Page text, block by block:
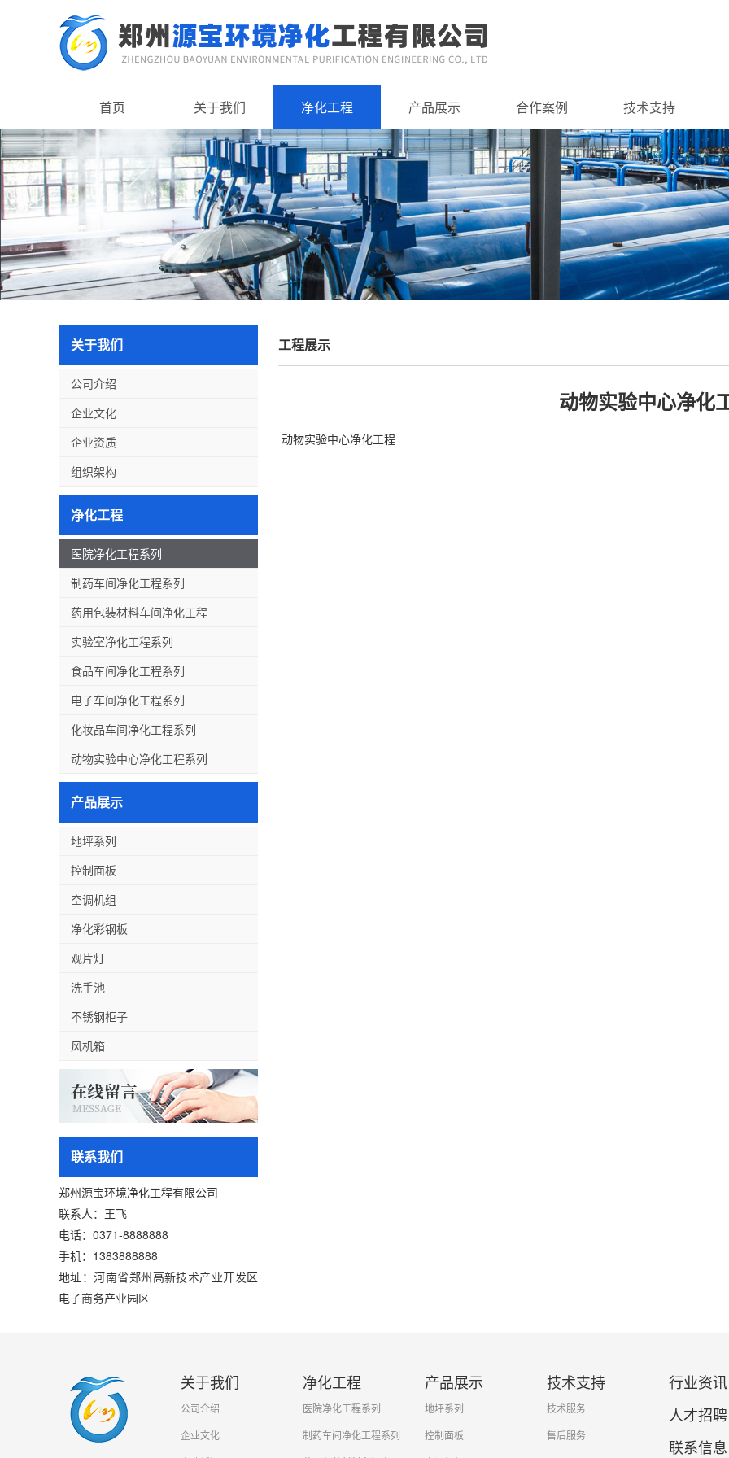
首页 关于我们 净化工程 产品展示 合作案例 技术支持
关于我们
公司介绍
企业文化
企业资质
组织架构
净化工程
医院净化工程系列
制药车间净化工程系列
药用包装材料车间净化工程
实验室净化工程系列
食品车间净化工程系列
电子车间净化工程系列
化妆品车间净化工程系列
动物实验中心净化工程系列
产品展示
地坪系列
控制面板
空调机组
净化彩钢板
观片灯
洗手池
不锈钢柜子
风机箱
联系我们
郑州源宝环境净化工程有限公司
联系人：王飞
电话：0371-8888888
手机：1383888888
地址：河南省郑州高新技术产业开发区
电子商务产业园区
工程展示
动物实验中心净化
动物实验中心净化工程
关于我们
公司介绍
企业文化
净化工程
医院净化工程系列
制药车间净化工程系列
产品展示
地坪系列
控制面板
技术支持
技术服务
售后服务
行业资讯
人才招聘
联系信息